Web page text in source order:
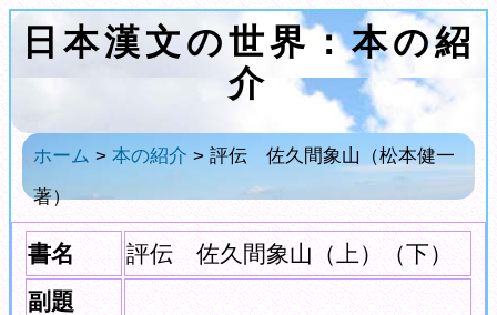
日本漢文の世界：本の紹
介
書名
評伝 佐久間象山（上）（下）
副題
ホーム > 本の紹介 > 評伝 佐久間象山（松本健一
著）